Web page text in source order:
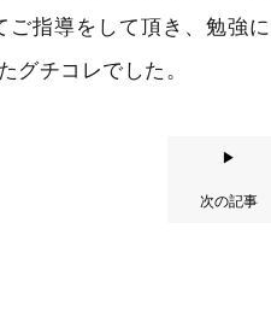
ご指導をして頂き、勉強に
グチコレでした。
▶
次の記事